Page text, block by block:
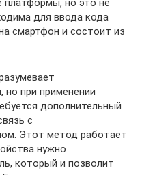
платформы, но это не
для ввода кода
смартфон и состоит из
но при применении
дополнительный
с
Этот метод работает
нужно
который и позволит